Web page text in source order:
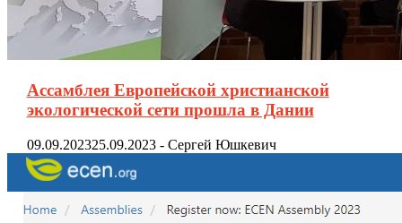
Ассамблея Европейской христианской
экологической сети прошла в Дании
09.09.202325.09.2023- Сергей Юшкевич